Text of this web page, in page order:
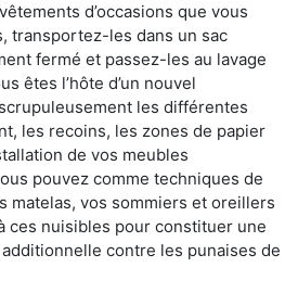
d’occasions que vous
transportez-les dans un sac
fermé et passez-les au lavage
êtes l’hôte d’un nouvel
les différentes
les recoins, les zones de papier
de vos meubles
pouvez comme techniques de
matelas, vos sommiers et oreillers
ces nuisibles pour constituer une
contre les punaises de